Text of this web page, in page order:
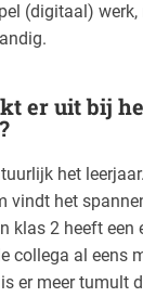
(digitaal)
er uit bij
het
vindt het
klas 2 heeft een
collega al eens
er meer tumult